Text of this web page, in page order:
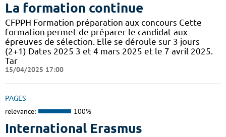
La formation continue
CFPPH Formation préparation aux concours Cette
formation permet de préparer le candidat aux
épreuves de sélection. Elle se déroule sur 3 jours
(2+1) Dates 2025 3 et 4 mars 2025 et le 7 avril 2025.
Tar
15/04/2025 17:00
PAGES
relevance: 100%
International Erasmus